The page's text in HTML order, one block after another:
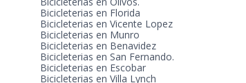
Bicicleterias en Florida
Bicicleterias en Vicente Lopez
Bicicleterias en Munro
Bicicleterias en Benavidez
Bicicleterias en San Fernando.
Bicicleterias en Escobar
Bicicleterias en Villa Lynch